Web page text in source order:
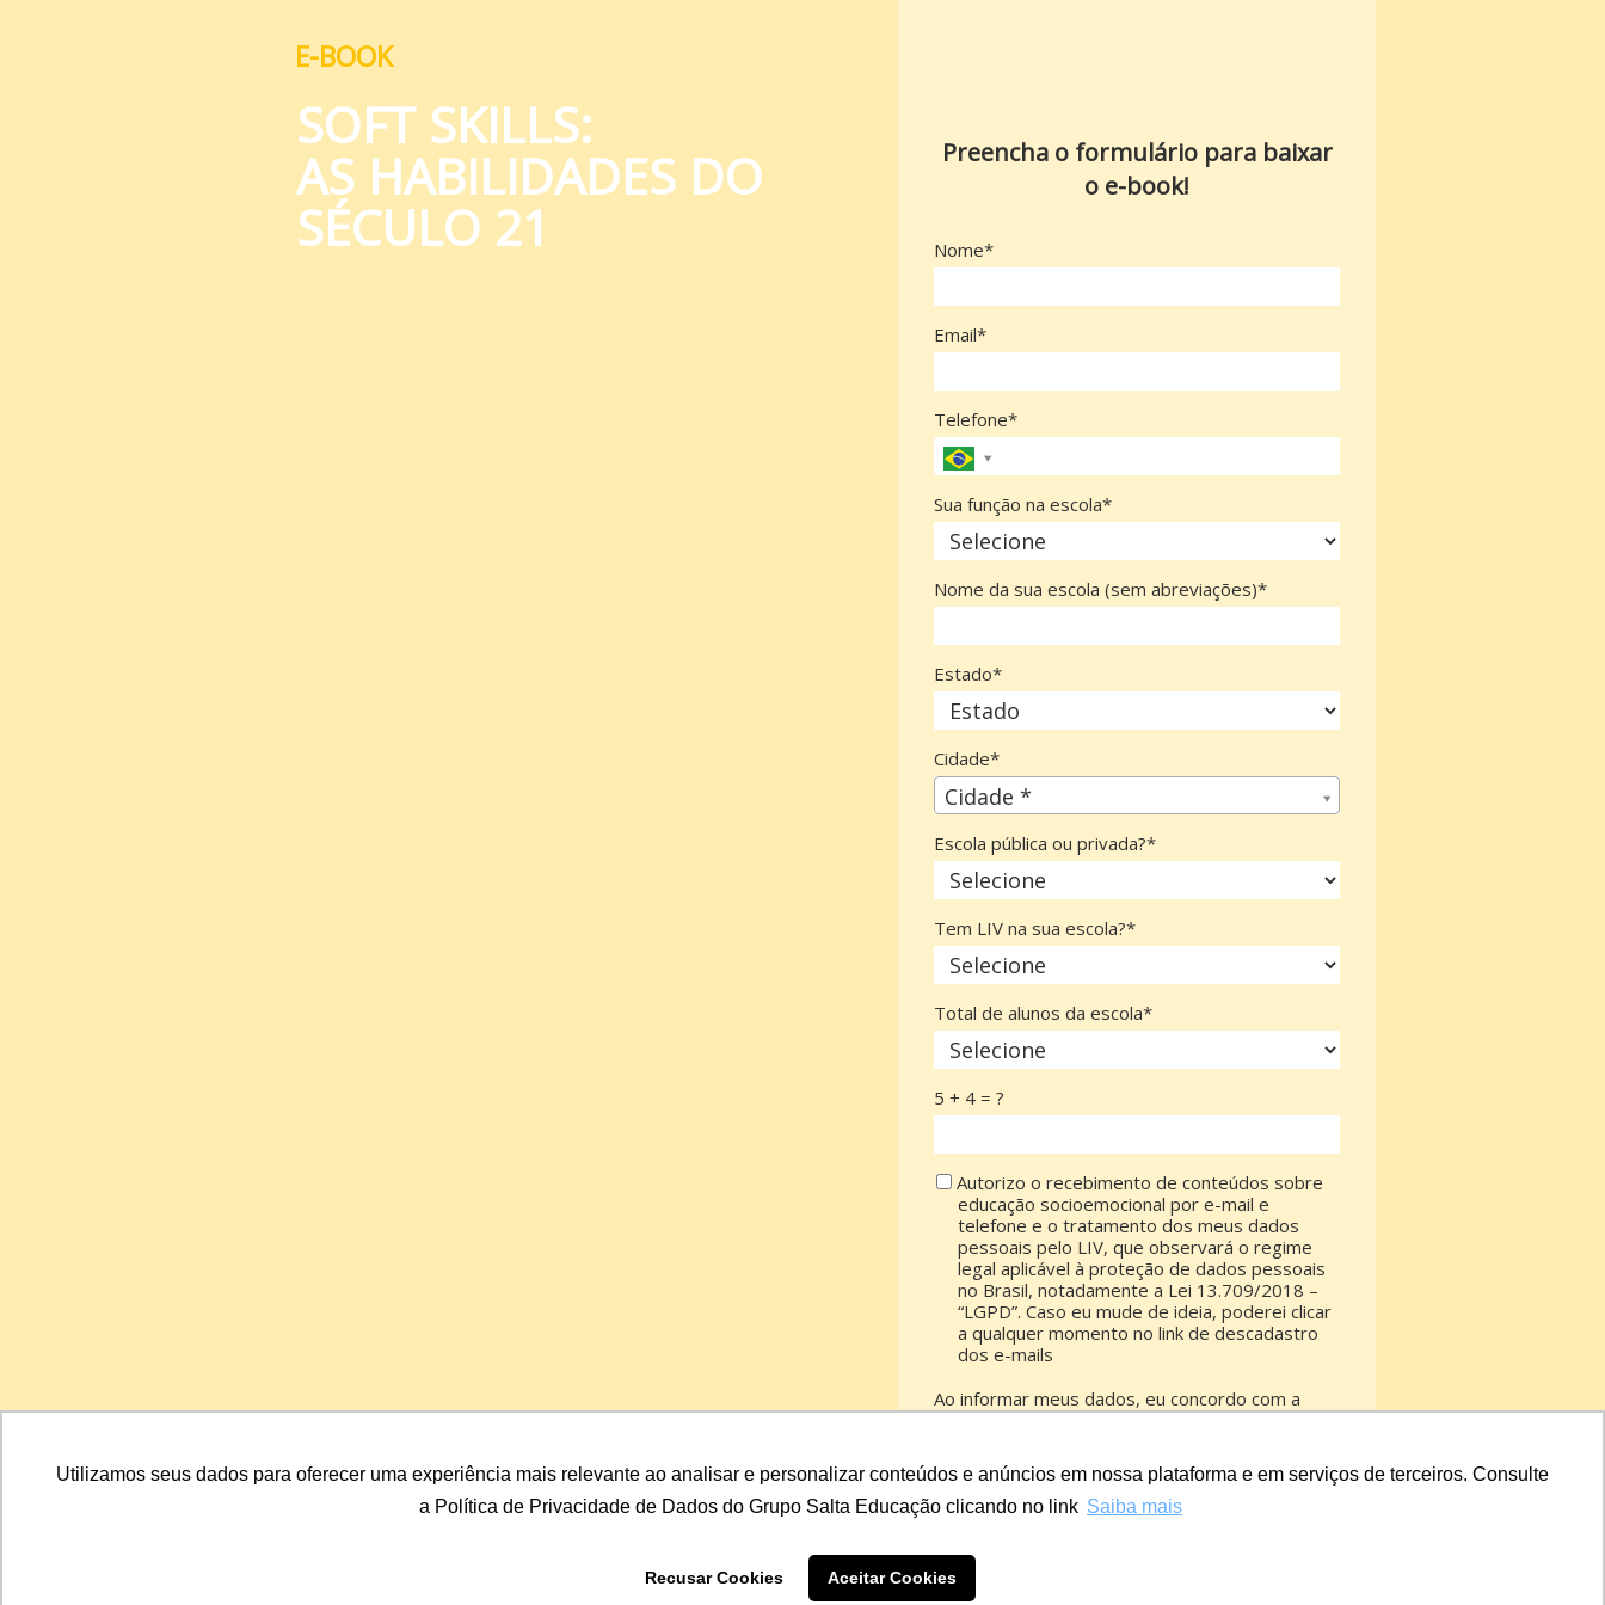
Utilizamos seus dados para oferecer uma experiência mais relevante ao analisar e personalizar conteúdos e anúncios em nossa plataforma e em serviços de terceiros. Consulte
a Política de Privacidade de Dados do Grupo Salta Educação clicando no link Saiba mais
Recusar Cookies Aceitar Cookies
E-BOOK
SOFT SKILLS:
AS HABILIDADES DO
SÉCULO 21
Preencha o formulário para baixar
o e-book!
Nome*
Email*
Telefone*
Sua função na escola*
Nome da sua escola (sem abreviações)*
Estado*
Cidade*
Cidade *
Cidade*
Escola pública ou privada?*
Tem LIV na sua escola?*
Total de alunos da escola*
5 + 4 = ?
Autorizo o recebimento de conteúdos sobre
educação socioemocional por e-mail e
telefone e o tratamento dos meus dados
pessoais pelo LIV, que observará o regime
legal aplicável à proteção de dados pessoais
no Brasil, notadamente a Lei 13.709/2018 –
“LGPD”. Caso eu mude de ideia, poderei clicar
a qualquer momento no link de descadastro
dos e-mails
Ao informar meus dados, eu concordo com a
BAIXAR E-BOOK